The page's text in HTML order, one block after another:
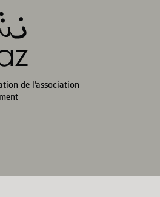
de l’association